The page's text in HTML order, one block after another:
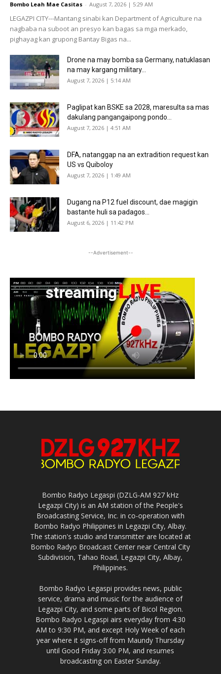
Bombo Leah Mae Casitas - August 7, 2026 | 5:29 AM
LEGAZPI CITY---Mantang sinabi kan Department of Agriculture na
nagbaba na suboot an presyo kan bagas sa mga merkado,
pighayag kan grupong Bantay Bigas na...
Drone na may bomba sa Germany, natuklasan
na may kargang military...
August 7, 2026 | 5:14 AM
Paglipat kan BSKE sa 2028, maresulta sa mas
dakulang pangangaipong pondo...
August 7, 2026 | 4:51 AM
DFA, natanggap na an extradition request kan
US vs Quiboloy
August 7, 2026 | 1:49 AM
Dugang na P12 fuel discount, dae magigin
bastante huli sa padagos...
August 6, 2026 | 11:42 PM
--Advertisement--
Bombo Radyo Legaspi (DZLG-AM 927 kHz
Legazpi City) is an AM station of the People's
Broadcasting Service, Inc. in co-operation with
Bombo Radyo Philippines in Legazpi City, Albay.
The station's studio and transmitter are located at
Bombo Radyo Broadcast Center near Central City
Subdivision, Tahao Road, Legazpi City, Albay,
Philippines.
Bombo Radyo Legaspi provides news, public
service, drama and music for the audience of
Legazpi City, and some parts of Bicol Region.
Bombo Radyo Legaspi airs everyday from 4:30
AM to 9:30 PM, and except Holy Week of each
year where it signs-off from Maundy Thursday
until Good Friday 3:00 PM, and resumes
broadcasting on Easter Sunday.